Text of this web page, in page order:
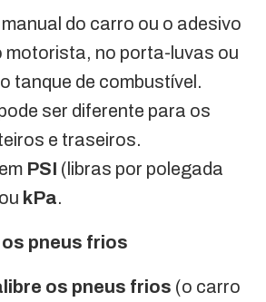
do carro ou o adesivo
motorista, no porta-luvas ou
tanque de combustível.
ser diferente para os
e traseiros.
PSI (libras por polegada
kPa.
pneus frios
os pneus frios (o carro